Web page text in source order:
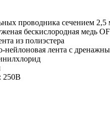
проводника сечением
бескислородная медь
из полиэстера
нейлоновая лента с
250В